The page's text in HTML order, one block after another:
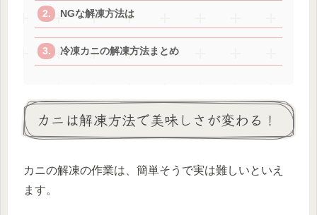
NGな解凍方法は
冷凍カニの解凍方法まとめ
カニは解凍方法で美味しさが変わる！
カニの解凍の作業は、簡単そうで実は難しいといえ
ます。